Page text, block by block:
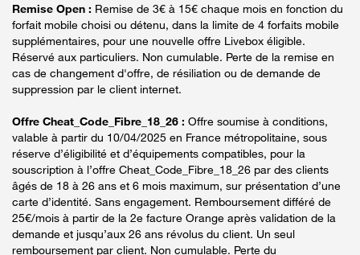
Remise Open : Remise de 3€ à 15€ chaque mois en fonction du
forfait mobile choisi ou détenu, dans la limite de 4 forfaits mobile
supplémentaires, pour une nouvelle offre Livebox éligible.
Réservé aux particuliers. Non cumulable. Perte de la remise en
cas de changement d'offre, de résiliation ou de demande de
suppression par le client internet.
Offre Cheat_Code_Fibre_18_26 : Offre soumise à conditions,
valable à partir du 10/04/2025 en France métropolitaine, sous
réserve d’éligibilité et d’équipements compatibles, pour la
souscription à l’offre Cheat_Code_Fibre_18_26 par des clients
âgés de 18 à 26 ans et 6 mois maximum, sur présentation d’une
carte d’identité. Sans engagement. Remboursement différé de
25€/mois à partir de la 2e facture Orange après validation de la
demande et jusqu’aux 26 ans révolus du client. Un seul
remboursement par client. Non cumulable. Perte du